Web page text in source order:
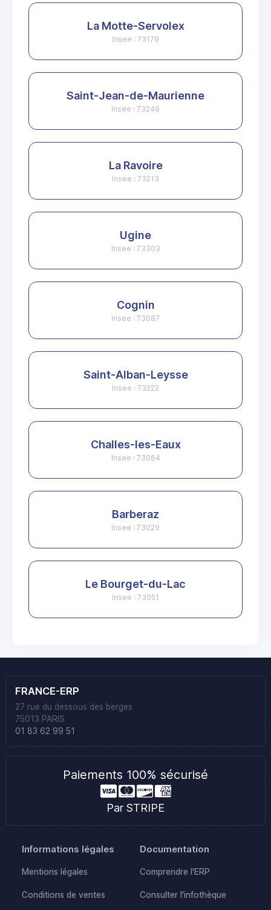
La Motte-Servolex
Insee : 73179
Saint-Jean-de-Maurienne
Insee : 73248
La Ravoire
Insee : 73213
Ugine
Insee : 73303
Cognin
Insee : 73087
Saint-Alban-Leysse
Insee : 73222
Challes-les-Eaux
Insee : 73064
Barberaz
Insee : 73029
Le Bourget-du-Lac
Insee : 73051
FRANCE-ERP
27 rue du dessous des berges
75013 PARIS
01 83 62 99 51
Paiements 100% sécurisé
Par STRIPE
Informations légales
Mentions légales
Conditions de ventes
Documentation
Comprendre l'ERP
Consulter l'infothèque